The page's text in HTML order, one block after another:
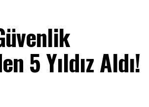
5 Yıldız Aldı!